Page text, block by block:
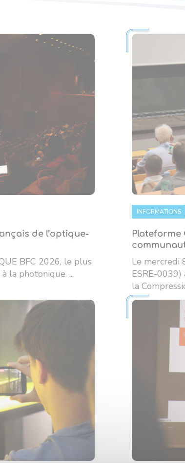
de l’optique-
BFC 2026, le plus
la photonique. ...
INFORMATIONS
Plateforme
Le mercredi
ESRE-0039)
la